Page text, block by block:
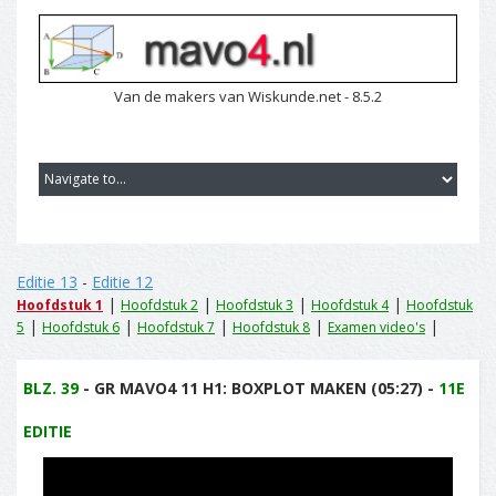
Van de makers van Wiskunde.net - 8.5.2
Editie 13 - Editie 12
Hoofdstuk 1 | Hoofdstuk 2 | Hoofdstuk 3 | Hoofdstuk 4| Hoofdstuk
5 | Hoofdstuk 6 | Hoofdstuk 7 | Hoofdstuk 8 | Examen video's |
BLZ. 39- GR MAVO4 11 H1: BOXPLOT MAKEN (05:27) - 11E
EDITIE